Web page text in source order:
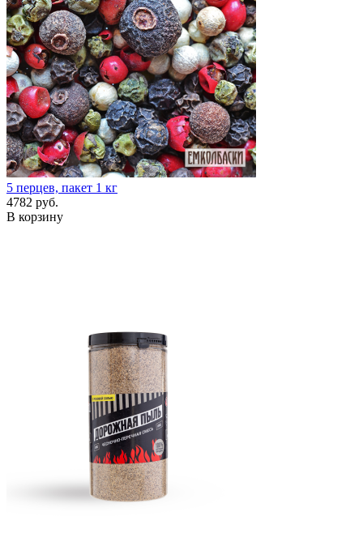
5 перцев, пакет 1 кг
4782 руб.
В корзину